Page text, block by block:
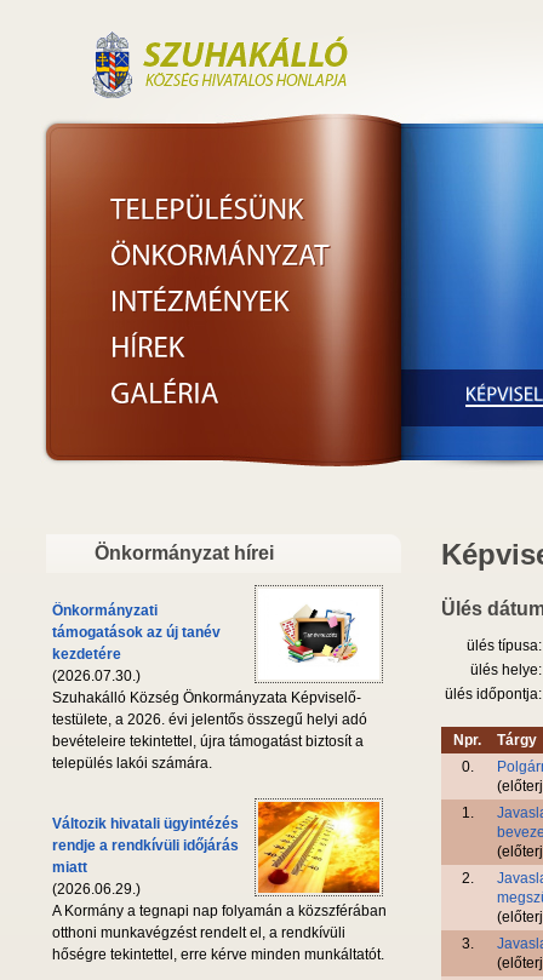
Önkormányzat hírei
Önkormányzati
támogatások az új tanév
kezdetére
(2026.07.30.)
Szuhakálló Község Önkormányzata Képviselő-
testülete, a 2026. évi jelentős összegű helyi adó
bevételeire tekintettel, újra támogatást biztosít a
település lakói számára.
Változik hivatali ügyintézés
rendje a rendkívüli időjárás
miatt
(2026.06.29.)
A Kormány a tegnapi nap folyamán a közszférában
otthoni munkavégzést rendelt el, a rendkívüli
hőségre tekintettel, erre kérve minden munkáltatót.
Ülés
ülés típusa:
ülés helye:
ülés időpontja:
Npr.
Tárgy
0.
1.
2.
3.